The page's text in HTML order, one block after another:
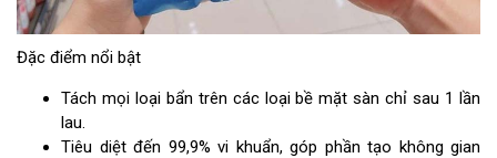
Đặc điểm nổi bật
Tách mọi loại bẩn trên các loại bề mặt sàn chỉ sau 1 lần
lau.
Tiêu diệt đến 99,9% vi khuẩn, góp phần tạo không gian